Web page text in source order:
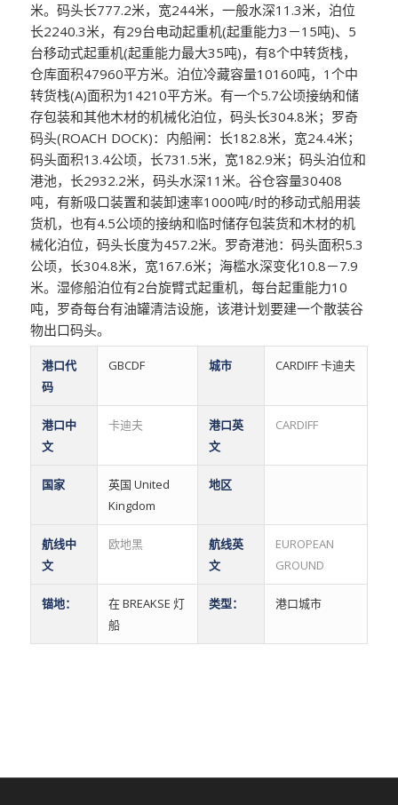
米。码头长777.2米，宽244米，一般水深11.3米，泊位
长2240.3米，有29台电动起重机(起重能力3－15吨)、5
台移动式起重机(起重能力最大35吨)，有8个中转货栈，
仓库面积47960平方米。泊位冷藏容量10160吨，1个中
转货栈(A)面积为14210平方米。有一个5.7公顷接纳和储
存包装和其他木材的机械化泊位，码头长304.8米；罗奇
码头(ROACH DOCK)：内船闸：长182.8米，宽24.4米；
码头面积13.4公顷，长731.5米，宽182.9米；码头泊位和
港池，长2932.2米，码头水深11米。谷仓容量30408
吨，有新吸口装置和装卸速率1000吨/时的移动式船用装
货机，也有4.5公顷的接纳和临时储存包装货和木材的机
械化泊位，码头长度为457.2米。罗奇港池：码头面积5.3
公顷，长304.8米，宽167.6米；海槛水深变化10.8－7.9
米。湿修船泊位有2台旋臂式起重机，每台起重能力10
吨，罗奇每台有油罐清洁设施，该港计划要建一个散装谷
物出口码头。
港口代
码
GBCDF 城市 CARDIFF 卡迪夫
港口中
文
卡迪夫
港口英
文
CARDIFF
国家
英国 United
Kingdom
地区
航线中
文
欧地黑
航线英
文
EUROPEAN
GROUND
锚地：
在 BREAKSE 灯
船
类型： 港口城市